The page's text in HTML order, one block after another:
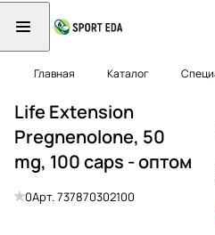
Главная Каталог
Life Extension
Pregnenolone, 50
mg, 100 caps - оптом
0Арт.737870302100